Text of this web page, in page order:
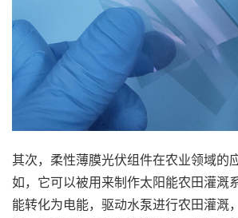
其次，柔性薄膜光伏组件在农业领域的
如，它可以被用来制作太阳能农田灌溉
能转化为电能，驱动水泵进行农田灌溉